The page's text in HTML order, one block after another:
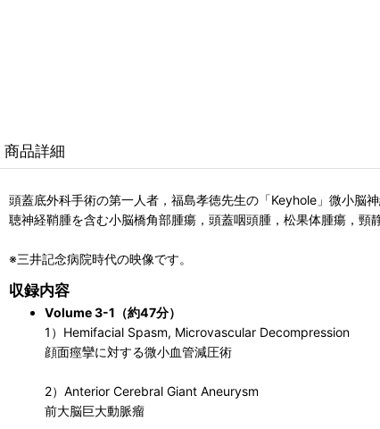
商品詳細
頭蓋底外科手術の第一人者，福島孝徳先生の「Keyhole」微小脳
聴神経鞘腫を含む小脳橋角部腫瘍，頭蓋咽頭腫，松果体腫瘍，頸
※三井記念病院時代の映像です。
収録内容
Volume 3-1（約47分）
1）Hemifacial Spasm, Microvascular Decompression
顔面痙攣に対する微小血管減圧術
2）Anterior Cerebral Giant Aneurysm
前大脳巨大動脈瘤